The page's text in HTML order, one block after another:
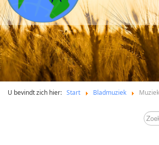
U bevindt zich hier: Start Bladmuziek